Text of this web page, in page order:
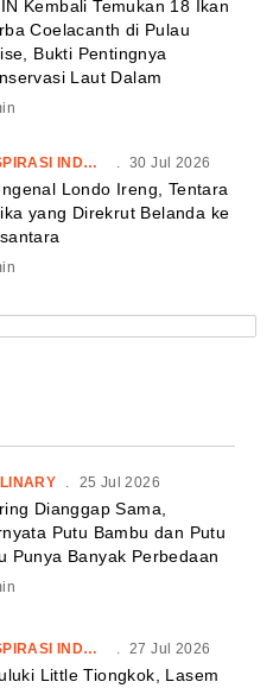
Kembali Temukan 18 Ikan
Coelacanth di Pulau
Bukti Pentingnya
Laut Dalam
INSPIRASI INDONESIA . 30 Jul 2026
Londo Ireng, Tentara
yang Direkrut Belanda ke
. 25 Jul 2026
Dianggap Sama,
Putu Bambu dan Putu
Punya Banyak Perbedaan
INSPIRASI INDONESIA . 27 Jul 2026
Little Tiongkok, Lasem